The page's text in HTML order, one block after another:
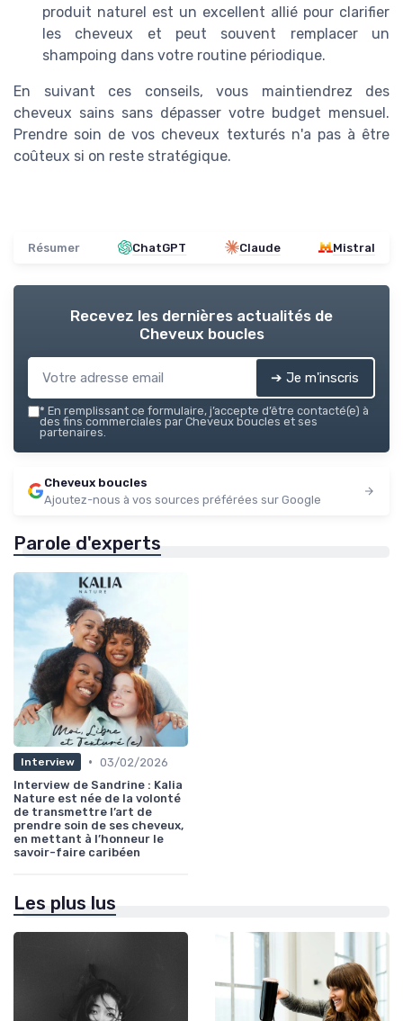
produit naturel est un excellent allié pour clarifier
les cheveux et peut souvent remplacer un
shampoing dans votre routine périodique.
En suivant ces conseils, vous maintiendrez des
cheveux sains sans dépasser votre budget mensuel.
Prendre soin de vos cheveux texturés n'a pas à être
coûteux si on reste stratégique.
Résumer ChatGPT Claude Mistral
Recevez les dernières actualités de
Cheveux boucles
➔ Je m'inscris
* En remplissant ce formulaire, j’accepte d’être contacté(e) à
des fins commerciales par Cheveux boucles et ses
partenaires.
Cheveux boucles
Ajoutez-nous à vos sources préférées sur Google
Parole d'experts
Interview • 03/02/2026
Interview de Sandrine : Kalia
Nature est née de la volonté
de transmettre l’art de
prendre soin de ses cheveux,
en mettant à l’honneur le
savoir-faire caribéen
Les plus lus